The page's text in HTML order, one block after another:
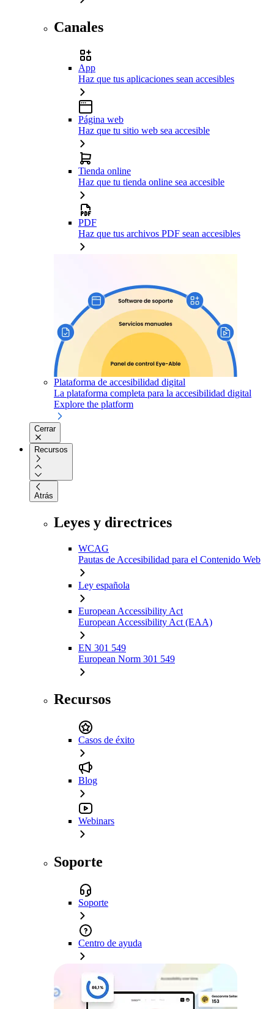
Canales
App
Haz que tus aplicaciones sean accesibles
Página web
Haz que tu sitio web sea accesible
Tienda online
Haz que tu tienda online sea accesible
PDF
Haz que tus archivos PDF sean accesibles
Plataforma de accesibilidad digital
La plataforma completa para la accesibilidad digital
Explore the platform
Cerrar
Recursos
Atrás
Leyes y directrices
WCAG
Pautas de Accesibilidad para el Contenido Web
Ley española
European Accessibility Act
European Accessibility Act (EAA)
EN 301 549
European Norm 301 549
Recursos
Casos de éxito
Blog
Webinars
Soporte
Soporte
Centro de ayuda